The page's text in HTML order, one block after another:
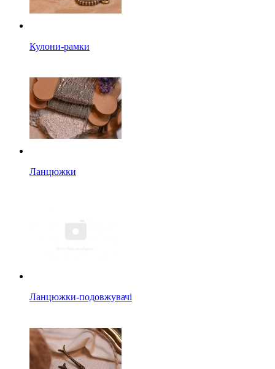
Кулони-рамки
Ланцюжки
Ланцюжки-подовжувачі